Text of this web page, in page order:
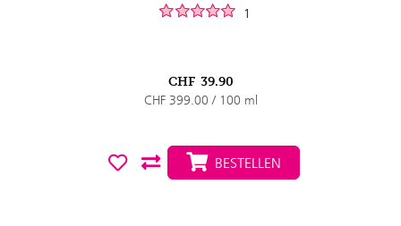
1
CHF 39.90
CHF 399.00 / 100 ml
BESTELLEN